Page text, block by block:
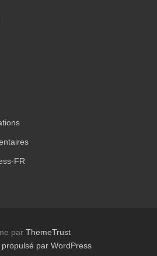
FR
par ThemeTrust
par WordPress